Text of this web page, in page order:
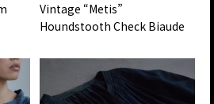
Vintage “Metis”
Houndstooth Check Biaude